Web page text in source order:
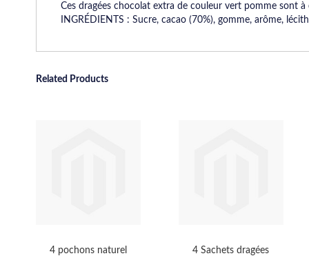
images
Ces dragées chocolat extra de couleur vert pomme sont
INGRÉDIENTS : Sucre, cacao (70%), gomme, arôme,
Related Products
4 pochons naturel
4 Sachets dragées